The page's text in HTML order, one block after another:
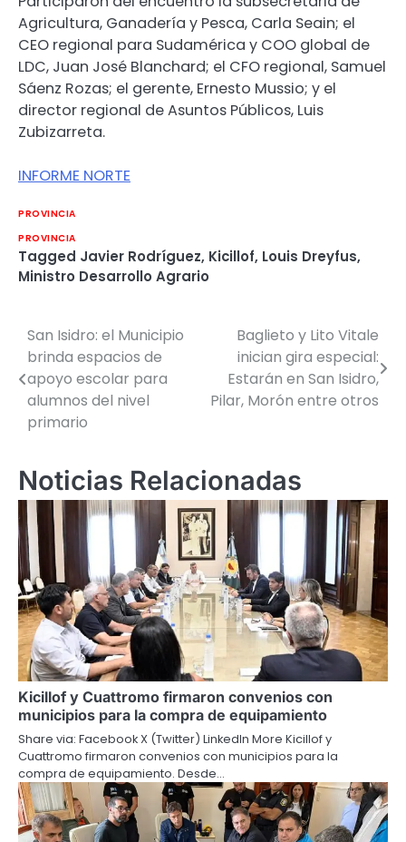
Agricultura, Ganadería y Pesca, Carla Seain; el
CEO regional para Sudamérica y COO global de
LDC, Juan José Blanchard; el CFO regional, Samuel
Sáenz Rozas; el gerente, Ernesto Mussio; y el
director regional de Asuntos Públicos, Luis
Zubizarreta.
INFORME NORTE
PROVINCIA
PROVINCIA
Tagged Javier Rodríguez, Kicillof, Louis Dreyfus,
Ministro Desarrollo Agrario
Navegación
de
entradas
San Isidro: el Municipio
brinda espacios de
apoyo escolar para
alumnos del nivel
primario
Baglieto y Lito Vitale
inician gira especial:
Estarán en San Isidro,
Pilar, Morón entre otros
Noticias Relacionadas
Kicillof y Cuattromo firmaron convenios con
municipios para la compra de equipamiento
Share via: Facebook X (Twitter) LinkedIn More Kicillof y
Cuattromo firmaron convenios con municipios para la
compra de equipamiento. Desde…